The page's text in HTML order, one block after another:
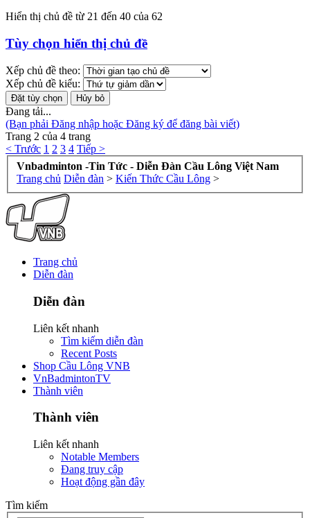
Hiển thị chủ đề từ 21 đến 40 của 62
Tùy chọn hiển thị chủ đề
Xếp chủ đề theo:
Xếp chủ đề kiểu:
Đang tải...
(Bạn phải Đăng nhập hoặc Đăng ký để đăng bài viết)
Trang 2 của 4 trang
< Trước 1 2 3 4 Tiếp >
Vnbadminton -Tin Tức - Diễn Đàn Cầu Lông Việt Nam
Trang chủ Diễn đàn > Kiến Thức Cầu Lông >
Trang chủ
Diễn đàn
Diễn đàn
Liên kết nhanh
Tìm kiếm diễn đàn
Recent Posts
Shop Cầu Lông VNB
VnBadmintonTV
Thành viên
Thành viên
Liên kết nhanh
Notable Members
Đang truy cập
Hoạt động gần đây
Tìm kiếm